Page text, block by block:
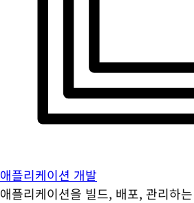
애플리케이션 개발
애플리케이션을 빌드, 배포, 관리하